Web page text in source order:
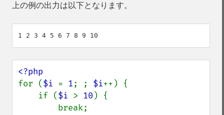
上の例の出力は以下となります。
for ($i = 1; ; $i++) {
    if (
$i > 10 ) {